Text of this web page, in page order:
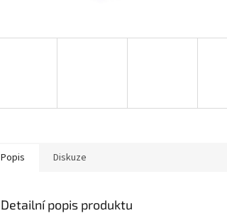
Popis Diskuze
Detailní popis produktu